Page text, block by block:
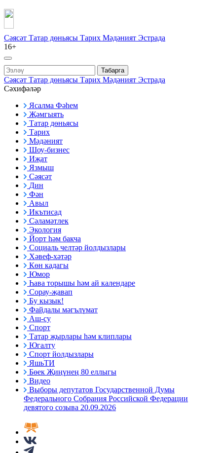
Сәясәт Татар дөньясы Тарих Мәдәният Эстрада
16+
Табарга
Сәясәт Татар дөньясы Тарих Мәдәният Эстрада
Сәхифәләр
Ясалма Фәһем
Җәмгыять
Татар дөньясы
Тарих
Мәдәният
Шоу-бизнес
Иҗат
Язмыш
Сәясәт
Дин
Фән
Авыл
Икътисад
Сәламәтлек
Экология
Йорт һәм бакча
Социаль челтәр йолдызлары
Хәвеф-хәтәр
Көн кадагы
Юмор
Һава торышы һәм ай календаре
Сорау-җавап
Бу кызык!
Файдалы мәгълүмат
Аш-су
Спорт
Татар җырлары һәм клиплары
Югалту
Спорт йолдызлары
ЯшьТИ
Бөек Җиңүнең 80 еллыгы
Видео
Выборы депутатов Государственной Думы
Федерального Собрания Российской Федерации
девятого созыва 20.09.2026